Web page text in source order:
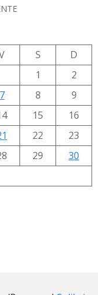
S
D
1
2
7 8
9
15
16
22
23
29
30